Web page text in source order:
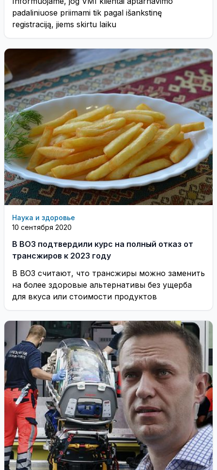
padaliniuose priimami tik pagal išankstinę
registraciją, jiems skirtu laiku
Наука и здоровье
10 сентября 2020
В ВОЗ подтвердили курс на полный отказ от
трансжиров к 2023 году
В ВОЗ считают, что трансжиры можно заменить
на более здоровые альтернативы без ущерба
для вкуса или стоимости продуктов